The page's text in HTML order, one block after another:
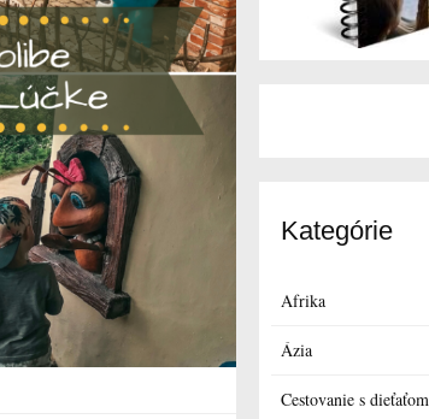
Kategórie
Afrika
Ázia
Cestovanie s dieťaťom